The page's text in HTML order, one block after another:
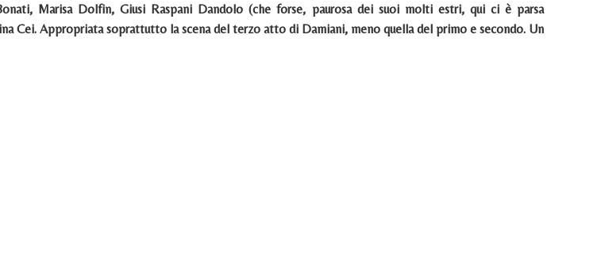
Marisa Dolfin, Giusi Raspani Dandolo (che forse, paurosa dei suoi molti estri, qui ci è parsa
Cei. Appropriata soprattutto la scena del terzo atto di Damiani, meno quella del primo e secondo. Un